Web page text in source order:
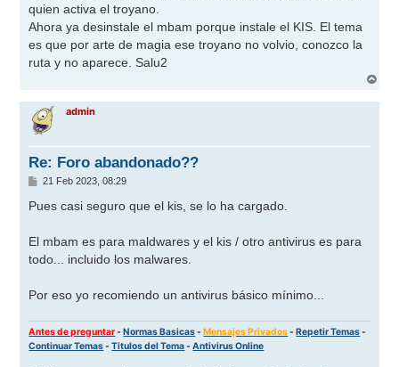
a
j
e
quien activa el troyano.
Ahora ya desinstale el mbam porque instale el KIS. El tema
es que por arte de magia ese troyano no volvio, conozco la
ruta y no aparece. Salu2
r
admin
Re: Foro abandonado??
M
n
j
e
21 Feb 2023, 08:29
Pues casi seguro que el kis, se lo ha cargado.
El mbam es para maldwares y el kis / otro antivirus es para
todo... incluido los malwares.
Por eso yo recomiendo un antivirus básico mínimo...
Antes de preguntar-Normas Basicas-Mensajes Privados-Repetir Temas-
Continuar Temas-Titulos del Tema-Antivirus Online